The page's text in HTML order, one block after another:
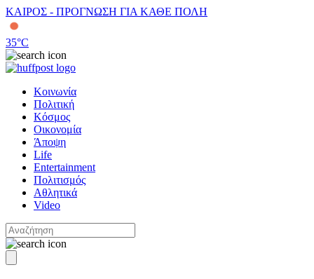
ΚΑΙΡΟΣ - ΠΡΟΓΝΩΣΗ ΓΙΑ ΚΑΘΕ ΠΟΛΗ
35°C
Κοινωνία
Πολιτική
Κόσμος
Οικονομία
Άποψη
Life
Entertainment
Πολιτισμός
Αθλητικά
Video